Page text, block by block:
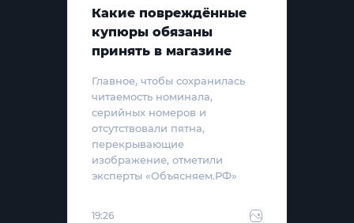
Какие повреждённые
купюры обязаны
принять в магазине
Главное, чтобы сохранилась
читаемость номинала,
серийных номеров и
отсутствовали пятна,
перекрывающие
изображение, отметили
эксперты «Объясняем.РФ»
19:26